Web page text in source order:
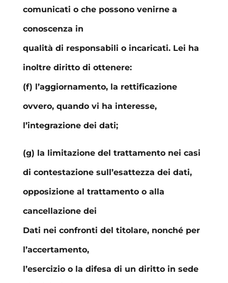
comunicati o che possono venirne a
conoscenza in
qualità di responsabili o incaricati. Lei ha
inoltre diritto di ottenere:
(f) l’aggiornamento, la rettificazione
ovvero, quando vi ha interesse,
l’integrazione dei dati;
(g) la limitazione del trattamento nei casi
di contestazione sull’esattezza dei dati,
opposizione al trattamento o alla
cancellazione dei
Dati nei confronti del titolare, nonché per
l’accertamento,
l’esercizio o la difesa di un diritto in sede